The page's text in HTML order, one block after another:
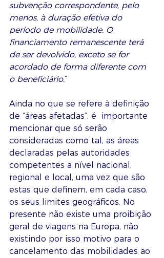
subvenção correspondente, pelo
menos, à duração efetiva do
período de mobilidade. O
financiamento remanescente terá
de ser devolvido, exceto se for
acordado de forma diferente com
o beneficiário.”
Ainda no que se refere à definição
de “áreas afetadas”, é  importante
mencionar que só serão
consideradas como tal, as áreas
declaradas pelas autoridades
competentes a nível nacional,
regional e local, uma vez que são
estas que definem, em cada caso,
os seus limites geográficos. No
presente não existe uma proibição
geral de viagens na Europa, não
existindo por isso motivo para o
cancelamento das mobilidades ao